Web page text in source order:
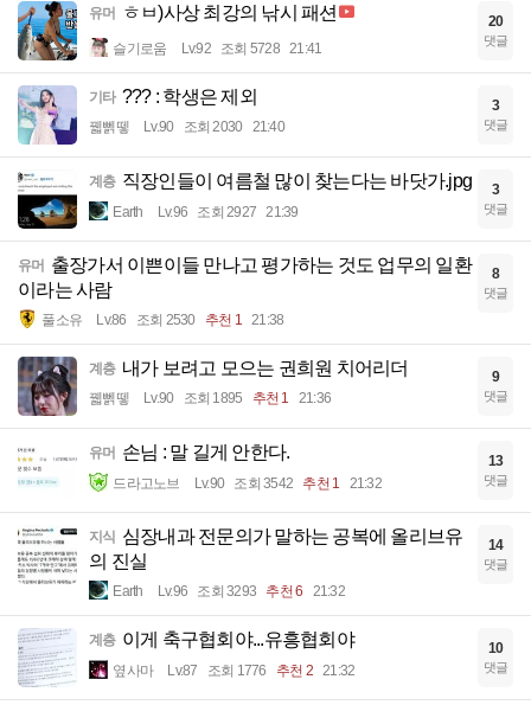
유머 ㅎㅂ)사상 최강의 낚시 패션
슬기로움 Lv.92 조회 5728 21:41
20
댓글
기타 ??? : 학생은 제외
꿻뻵뗗 Lv.90 조회 2030 21:40
3
댓글
계층 직장인들이 여름철 많이 찾는다는 바닷가.jpg
Earth Lv.96 조회 2927 21:39
3
댓글
유머 출장가서 이쁜이들 만나고 평가하는 것도 업무의 일환
이라는 사람
풀소유 Lv.86 조회 2530 추천 1 21:38
8
댓글
계층 내가 보려고 모으는 권희원 치어리더
꿻뻵뗗 Lv.90 조회 1895 추천 1 21:36
9
댓글
유머 손님 : 말 길게 안한다.
드라고노브 Lv.90 조회 3542 추천 1 21:32
13
댓글
지식 심장내과 전문의가 말하는 공복에 올리브유
의 진실
Earth Lv.96 조회 3293 추천 6 21:32
14
댓글
계층 이게 축구협회야...유흥협회야
옆사마 Lv.87 조회 1776 추천 2 21:32
10
댓글